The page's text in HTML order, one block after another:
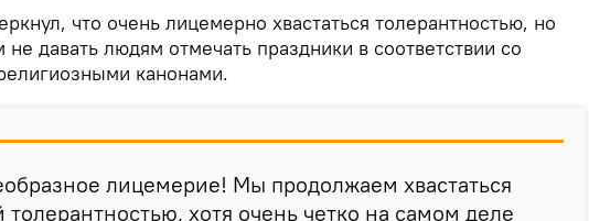
что очень лицемерно хвастаться толерантностью, но
не давать людям отмечать праздники в соответствии со
канонами.
лицемерие! Мы продолжаем хвастаться
толерантностью, хотя очень четко на самом деле